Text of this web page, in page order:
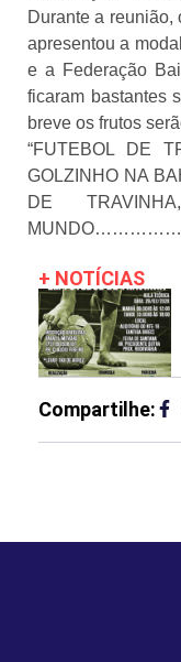
Durante a reunião,
apresentou a
e a Federação
ficaram bastantes
breve os frutos
“FUTEBOL DE
GOLZINHO NA
DE
+ NOTÍCIAS
Compartilhe: